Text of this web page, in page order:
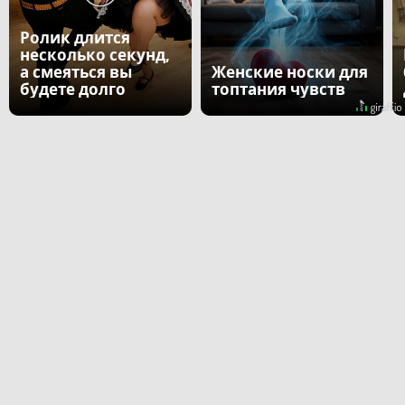
Ролик длится
несколько секунд,
а смеяться вы
будете долго
Женские носки для
топтания чувств